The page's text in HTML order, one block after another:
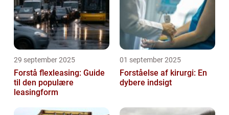
29 september 2025
Forstå flexleasing: Guide
til den populære
leasingform
01 september 2025
Forståelse af kirurgi: En
dybere indsigt